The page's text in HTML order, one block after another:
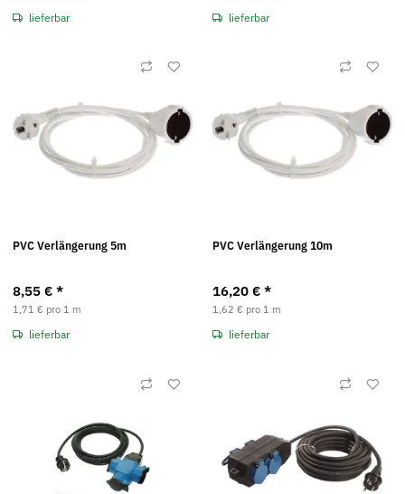
lieferbar lieferbar
PVC Verlängerung 5m
8,55 € *
1,71 € pro 1 m
lieferbar
PVC Verlängerung 10m
16,20 € *
1,62 € pro 1 m
lieferbar